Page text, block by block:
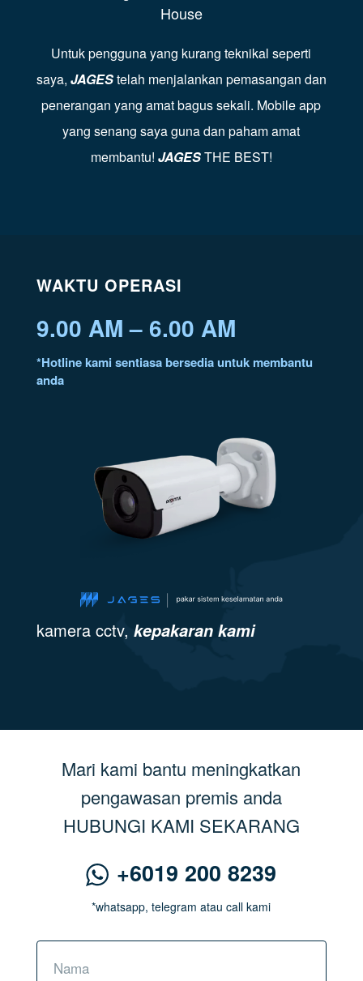
House
Untuk pengguna yang kurang teknikal seperti
saya, JAGEStelah menjalankan pemasangan dan
penerangan yang amat bagus sekali. Mobile app
yang senang saya guna dan paham amat
membantu! JAGESTHE BEST!
WAKTU OPERASI
9.00 AM – 6.00 AM
*Hotline kami sentiasa bersedia untuk membantu
anda
kamera cctv, kepakaran kami
Mari kami bantu meningkatkan
pengawasan premis anda
HUBUNGI KAMI SEKARANG
+6019 200 8239
*whatsapp, telegram atau call kami